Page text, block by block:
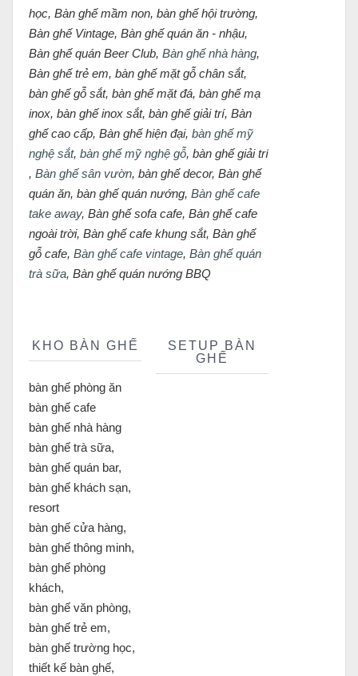
học, Bàn ghế mầm non, bàn ghế hội trường,
Bàn ghế Vintage, Bàn ghế quán ăn - nhậu,
Bàn ghế quán Beer Club, Bàn ghế nhà hàng,
Bàn ghế trẻ em, bàn ghế mặt gỗ chân sắt,
bàn ghế gỗ sắt, bàn ghế mặt đá, bàn ghế mạ
inox, bàn ghế inox sắt, bàn ghế giải trí, Bàn
ghế cao cấp, Bàn ghế hiện đại, bàn ghế mỹ
nghệ sắt, bàn ghế mỹ nghệ gỗ, bàn ghế giải trí
, Bàn ghế sân vườn, bàn ghế decor, Bàn ghế
quán ăn, bàn ghế quán nướng, Bàn ghế cafe
take away, Bàn ghế sofa cafe, Bàn ghế cafe
ngoài trời, Bàn ghế cafe khung sắt, Bàn ghế
gỗ cafe, Bàn ghế cafe vintage, Bàn ghế quán
trà sữa, Bàn ghế quán nướng BBQ
KHO BÀN GHẾ
bàn ghế phòng ăn
bàn ghế cafe
bàn ghế nhà hàng
bàn ghế trà sữa,
bàn ghế quán bar,
bàn ghế khách sạn,
resort
bàn ghế cửa hàng,
bàn ghế thông minh,
bàn ghế phòng
khách,
bàn ghế văn phòng,
bàn ghế trẻ em,
bàn ghế trường học,
thiết kế bàn ghế,
SETUP BÀN
GHẾ